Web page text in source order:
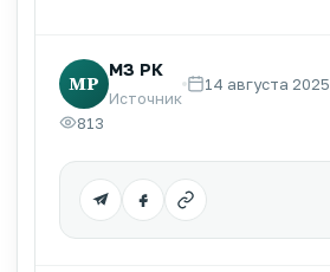
МР
МЗ РК
Источник
14 августа 2025
813